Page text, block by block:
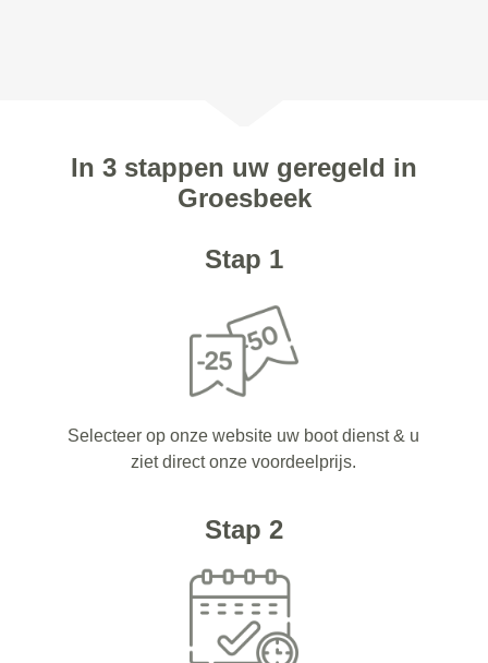
In 3 stappen uw geregeld in
Groesbeek
Stap 1
Selecteer op onze website uw boot dienst & u
ziet direct onze voordeelprijs.
Stap 2